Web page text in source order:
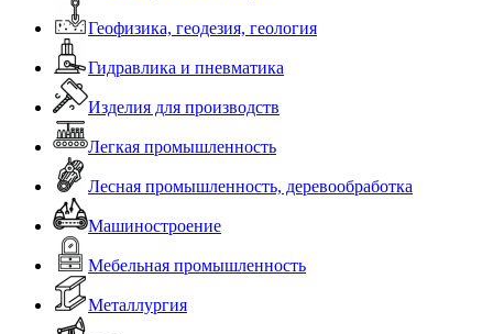
Геофизика, геодезия, геология
Гидравлика и пневматика
Изделия для производств
Легкая промышленность
Лесная промышленность, деревообработка
Машиностроение
Мебельная промышленность
Металлургия